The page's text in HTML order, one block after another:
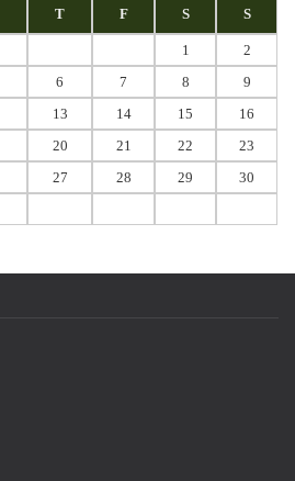
T F S S
1
2
6 7 8
9
13 14 15
16
20 21 22
23
27 28 29
30